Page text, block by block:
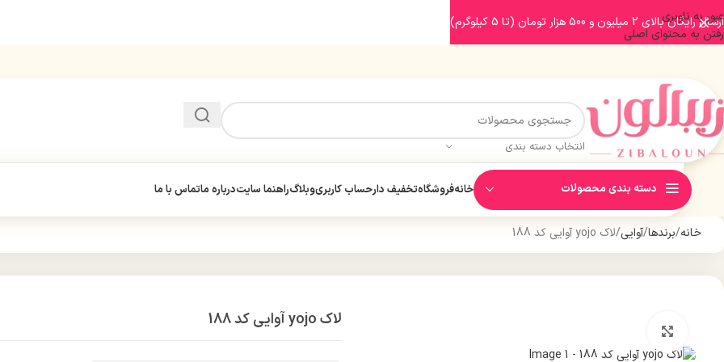
عبور به ناوبری
رفتن به محتوای اصلی
انتخاب دسته بندی
دسته بندی محصولات خانهفروشگاهتخفیف دارحساب کاربریوبلاگراهنما سایتدرباره ماتماس با ما
خانه برندها آوایی لاک yojo آوایی کد 188
لاک yojo آوایی کد 188
ارسال رایگان بالای 2 میلیون و 500 هزار تومان (تا 5 کیلوگرم)